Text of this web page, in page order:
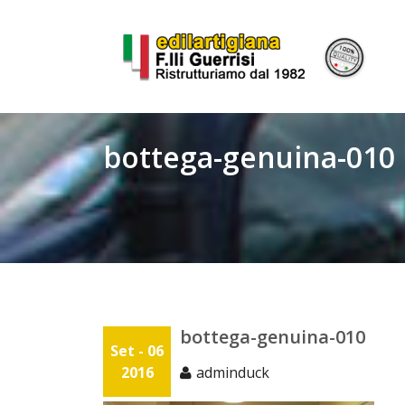
bottega-genuina-010
Set - 06
2016
bottega-genuina-010
adminduck